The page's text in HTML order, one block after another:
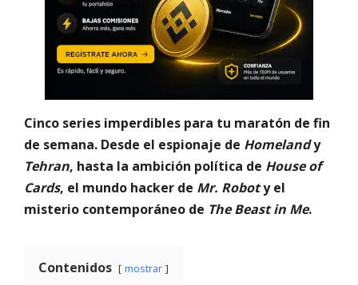
Cinco series imperdibles para tu maratón de fin
de semana. Desde el espionaje de Homelandy
Tehran, hasta la ambición política de House of
Cards, el mundo hacker de Mr. Roboty el
misterio contemporáneo de The Beast in Me.
Contenidos mostrar